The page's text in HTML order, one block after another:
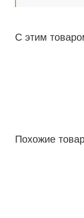
С этим
Похожие